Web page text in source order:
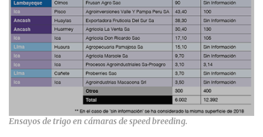
Ensayos de trigo en cámaras de speed breeding.